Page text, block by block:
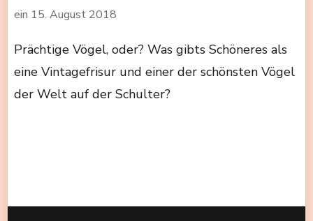
ein 15. August 2018
Prächtige Vögel, oder? Was gibts Schöneres als
eine Vintagefrisur und einer der schönsten Vögel
der Welt auf der Schulter?